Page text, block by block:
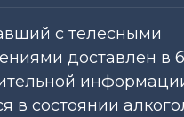
с телесными
доставлен в
в состоянии